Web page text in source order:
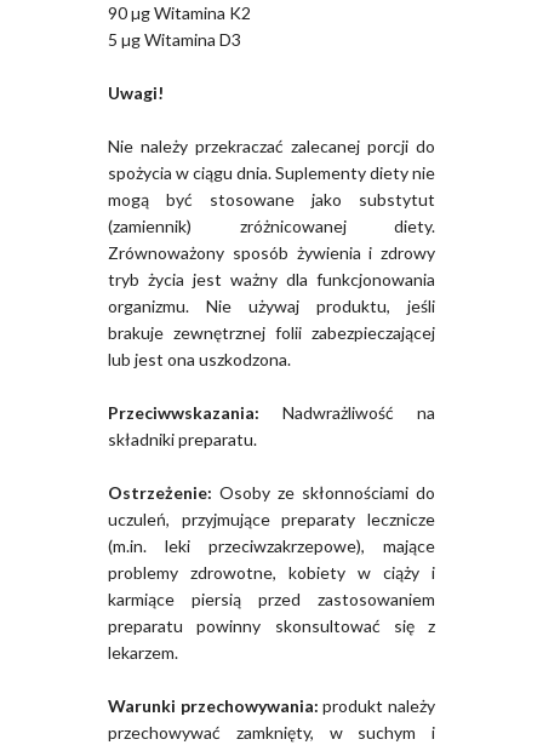
90 µg Witamina K2
5 µg Witamina D3
Uwagi!
Nie należy przekraczać zalecanej porcji do
spożycia w ciągu dnia. Suplementy diety nie
mogą być stosowane jako substytut
(zamiennik) zróżnicowanej diety.
Zrównoważony sposób żywienia i zdrowy
tryb życia jest ważny dla funkcjonowania
organizmu. Nie używaj produktu, jeśli
brakuje zewnętrznej folii zabezpieczającej
lub jest ona uszkodzona.
Przeciwwskazania: Nadwrażliwość na
składniki preparatu.
Ostrzeżenie: Osoby ze skłonnościami do
uczuleń, przyjmujące preparaty lecznicze
(m.in. leki przeciwzakrzepowe), mające
problemy zdrowotne, kobiety w ciąży i
karmiące piersią przed zastosowaniem
preparatu powinny skonsultować się z
lekarzem.
Warunki przechowywania: produkt należy
przechowywać zamknięty, w suchym i